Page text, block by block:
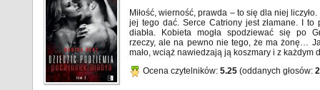
Miłość, wierność, prawda – to się dla niej liczyło.
jej tego dać. Serce Catriony jest złamane. I to
diabła. Kobieta mogła spodziewać się po
rzeczy, ale na pewno nie tego, że ma żonę…
mało, wciąż nawiedzają ją koszmary i z każdym
Ocena czytelników: 5.25 (oddanych głosów: 2